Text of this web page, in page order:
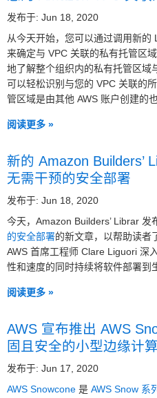
发布于: Jun 18, 2020
从今天开始，您可以通过调用新
来确定与 VPC 关联的私有托管区
地了解整个组织内的私有托管区域
可以轻松识别与您的 VPC 关联的
管区域是由其他 AWS 账户创建的
阅读更多 »
新的 Amazon Builders’
无需干预的安全部署
发布于: Jun 18, 2020
今天，Amazon Builders’ Librar 发
的安全部署的新文章，以帮助读者
AWS 首席工程师 Clare Liguori 深
性和速度的同时持续将软件部署到
阅读更多 »
AWS 宣布推出 AWS
固且安全的小型边缘计
发布于: Jun 17, 2020
AWS Snowcone 是 AWS Snow 系列